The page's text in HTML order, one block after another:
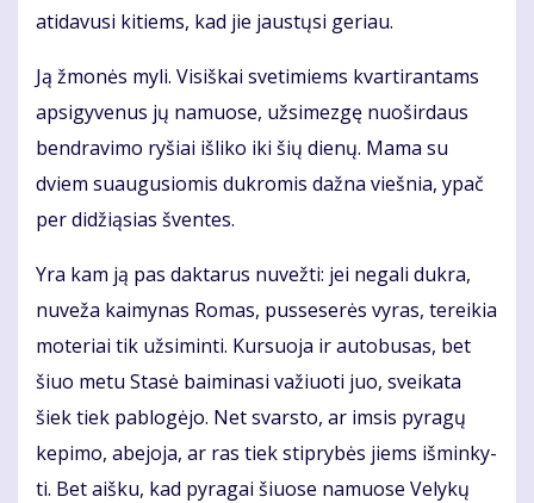
ati­da­vu­si ki­tiems, kad jie jaus­tų­si ge­riau.
Ją žmo­nės my­li. Vi­siš­kai sve­ti­miems kvar­ti­ran­tams
ap­si­gy­ve­nus jų na­muo­se, už­si­mez­gę nuo­šir­daus
ben­dra­vi­mo ry­šiai iš­li­ko iki šių die­nų. Ma­ma su
dviem su­au­gu­sio­mis duk­ro­mis daž­na vieš­nia, ypač
per di­dži­ą­sias šven­tes.
Yra kam ją pas dak­ta­rus nu­vež­ti: jei ne­ga­li duk­ra,
nu­ve­ža kai­my­nas Ro­mas, pus­se­se­rės vy­ras, te­rei­kia
mo­te­riai tik už­si­min­ti. Kur­suo­ja ir au­to­bu­sas, bet
šiuo me­tu Sta­sė bai­mi­na­si va­žiuo­ti juo, svei­ka­ta
šiek tiek pa­blo­gė­jo. Net svars­to, ar im­sis py­ra­gų
ke­pi­mo, abe­jo­ja, ar ras tiek stip­ry­bės jiems iš­min­ky­
ti. Bet aiš­ku, kad py­ra­gai šiuo­se na­muo­se Ve­ly­kų